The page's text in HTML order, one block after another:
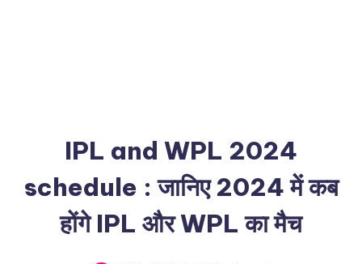
IPL and WPL 2024
schedule : जानिए 2024 में कब
होंगे IPL और WPL का मैच